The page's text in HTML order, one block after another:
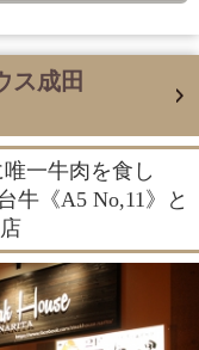
ス成田
一牛肉を食し
《A5 No,11》と